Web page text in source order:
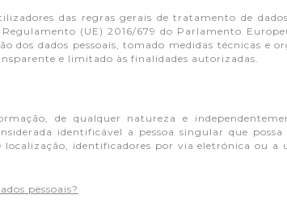
das regras gerais de tratamento de
(UE) 2016/679 do Parlamento
dos dados pessoais, tomado medidas
e limitado às finalidades autorizadas.
de qualquer natureza e
identificável a pessoa singular que
localização, identificadores por via eletrónica ou
pessoais?